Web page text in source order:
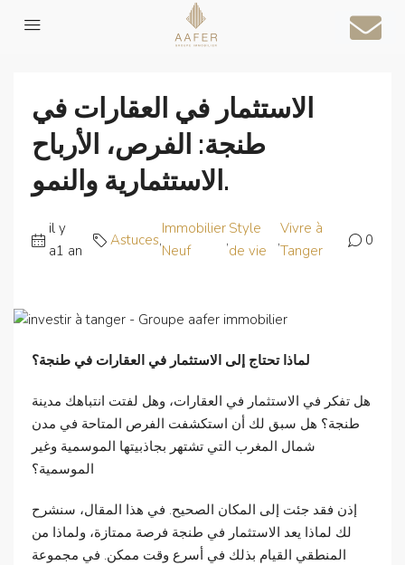
Accueil
الاستثمار في العقارات في
طنجة: الفرص، الأرباح
الاستثمارية والنمو.
il y
a1 an
Astuces,
Immobilier
Neuf
,
Style
de vie
,
Vivre à
Tanger
0
لماذا تحتاج إلى الاستثمار في العقارات في طنجة؟
هل تفكر في الاستثمار في العقارات، وهل لفتت انتباهك مدينة
طنجة؟ هل سبق لك أن استكشفت الفرص المتاحة في مدن
شمال المغرب التي تشتهر بجاذبيتها الموسمية وغير
الموسمية؟
إذن فقد جئت إلى المكان الصحيح. في هذا المقال، سنشرح
لك لماذا يعد الاستثمار في طنجة فرصة ممتازة، ولماذا من
المنطقي القيام بذلك في أسرع وقت ممكن. في مجموعة